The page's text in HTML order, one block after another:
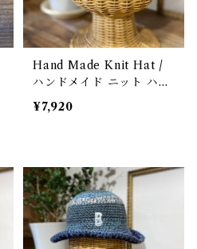
Hand Made Knit Hat /
ハンドメイド ニット ハッ
ト
¥7,920